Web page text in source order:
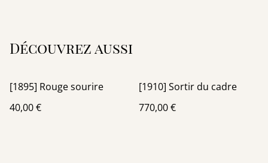
Découvrez aussi
[1895] Rouge sourire
40,00 €
[1910] Sortir du cadre
770,00 €